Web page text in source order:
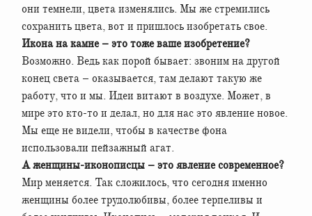
они темнели, цвета изменялись. Мы же стремились
сохранить цвета, вот и пришлось изобретать свое.
Икона на камне – это тоже ваше изобретение?
Возможно. Ведь как порой бывает: звоним на другой
конец света – оказывается, там делают такую же
работу, что и мы. Идеи витают в воздухе. Может, в
мире это кто-то и делал, но для нас это явление новое.
Мы еще не видели, чтобы в качестве фона
использовали пейзажный агат.
А женщины-иконописцы – это явление современное?
Мир меняется. Так сложилось, что сегодня именно
женщины более трудолюбивы, более терпеливы и